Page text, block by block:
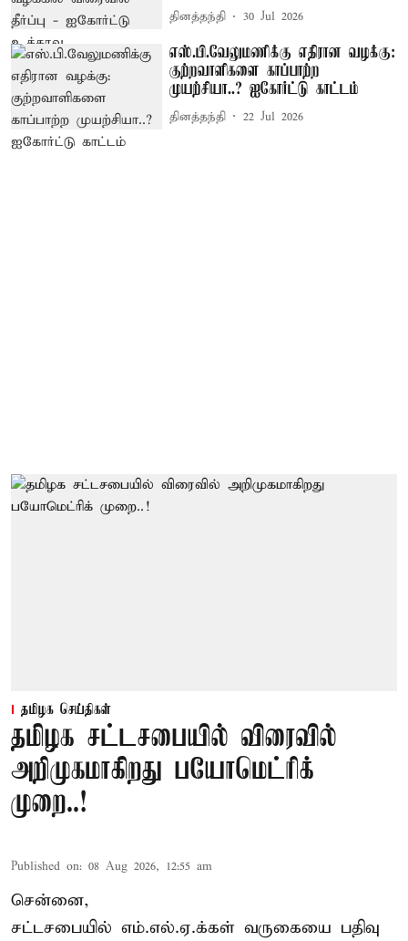
தினத்தந்தி 30 Jul 2026
எஸ்.பி.வேலுமணிக்கு எதிரான வழக்கு:
குற்றவாளிகளை காப்பாற்ற
முயற்சியா..? ஐகோர்ட்டு காட்டம்
தினத்தந்தி 22 Jul 2026
தமிழக செய்திகள்
தமிழக சட்டசபையில் விரைவில்
அறிமுகமாகிறது பயோமெட்ரிக்
முறை..!
Published on: 08 Aug 2026, 12:55 am
சென்னை,
சட்டசபையில் எம்.எல்.ஏ.க்கள் வருகையை பதிவு